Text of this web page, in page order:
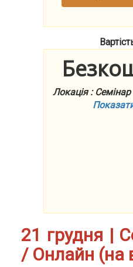
Локація :
21 грудня |
/ Онлайн (на